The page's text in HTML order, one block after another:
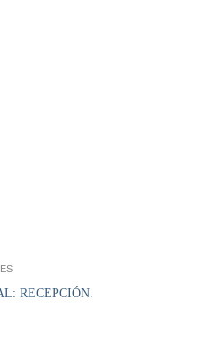
RECEPCIÓN.